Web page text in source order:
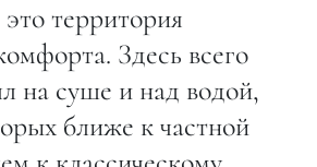
территория
Здесь всего
на суше и над водой,
ближе к частной